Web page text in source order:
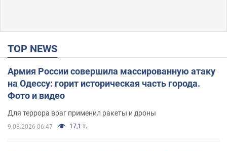
TOP NEWS
Армия России совершила массированную атаку
на Одессу: горит историческая часть города.
Фото и видео
Для террора враг применил ракеты и дроны
9.08.2026 06:47 17,1 т.